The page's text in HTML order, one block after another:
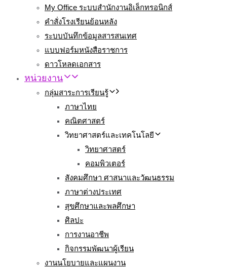
My Office ระบบสำนักงานอิเล็กทรอนิกส์
คำสั่งโรงเรียนย้อนหลัง
ระบบบันทึกข้อมูลสารสนเทศ
แบบฟอร์มหนังสือราชการ
ดาวโหลดเอกสาร
หน่วยงาน
กลุ่มสาระการเรียนรู้
ภาษาไทย
คณิตศาสตร์
วิทยาศาสตร์และเทคโนโลยี
วิทยาศาสตร์
คอมพิวเตอร์
สังคมศึกษา ศาสนาและวัฒนธรรม
ภาษาต่างประเทศ
สุขศึกษาและพลศึกษา
ศิลปะ
การงานอาชีพ
กิจกรรมพัฒนาผู้เรียน
งานนโยบายและแผนงาน